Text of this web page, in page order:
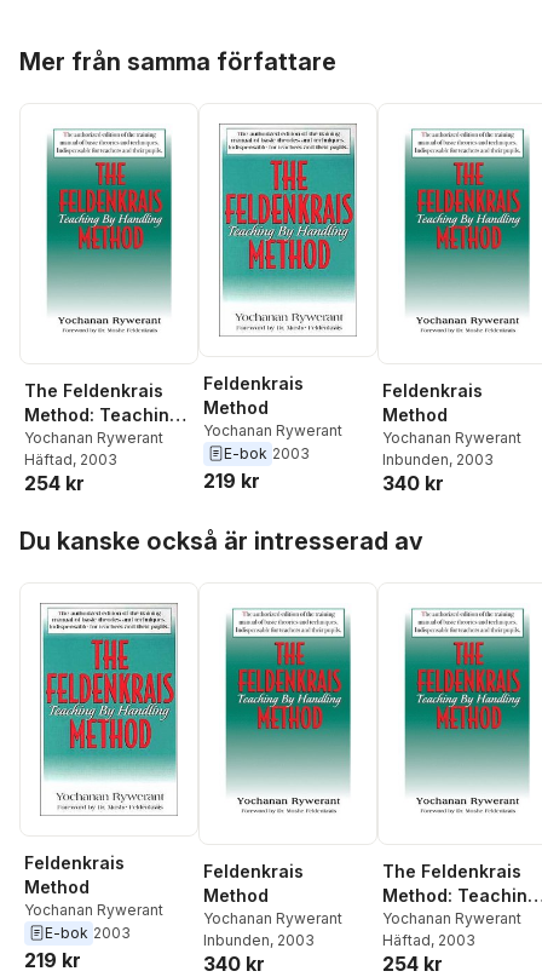
Mer från samma författare
The Feldenkrais
Method: Teaching
by Handling
Yochanan Rywerant
Häftad, 2003
254 kr
Feldenkrais
Method
Yochanan Rywerant
E-bok 2003
219 kr
Feldenkrais
Method
Yochanan Rywerant
Inbunden, 2003
340 kr
Du kanske också är intresserad av
Feldenkrais
Method
Yochanan Rywerant
E-bok 2003
219 kr
Feldenkrais
Method
Yochanan Rywerant
Inbunden, 2003
340 kr
The Feldenkrais
Method: Teaching
by Handling
Yochanan Rywerant
Häftad, 2003
254 kr